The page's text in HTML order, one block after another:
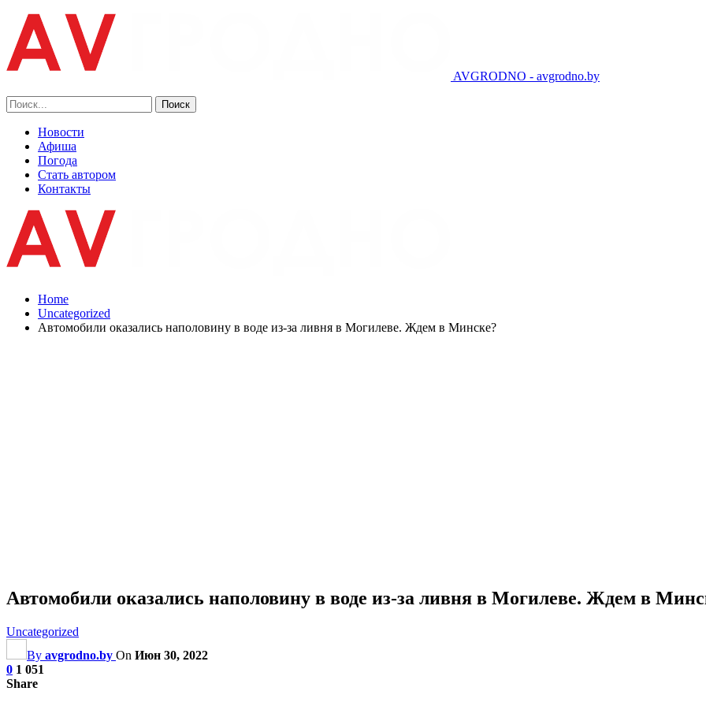
AVGRODNO - avgrodno.by
Новости
Афиша
Погода
Стать автором
Контакты
Home
Uncategorized
Автомобили оказались наполовину в воде из-за ливня в Могилеве. Ждем в Минске?
Автомобили оказались наполовину в воде из-за ливня в Могилеве. Ждем в
Uncategorized
By avgrodno.by On Июн 30, 2022
0 1 051
Share